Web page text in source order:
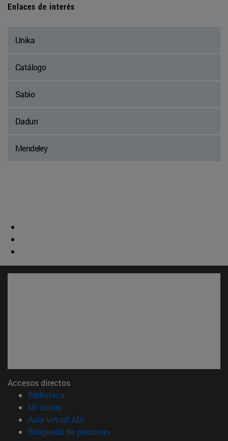
Enlaces de interés
Unika
Catálogo
Sabio
Dadun
Mendeley
Accesos directos
Biblioteca
Mi correo(abre en nueva ventana)
Aula virtual ADI
Búsqueda de personas(abre en nueva ventana)